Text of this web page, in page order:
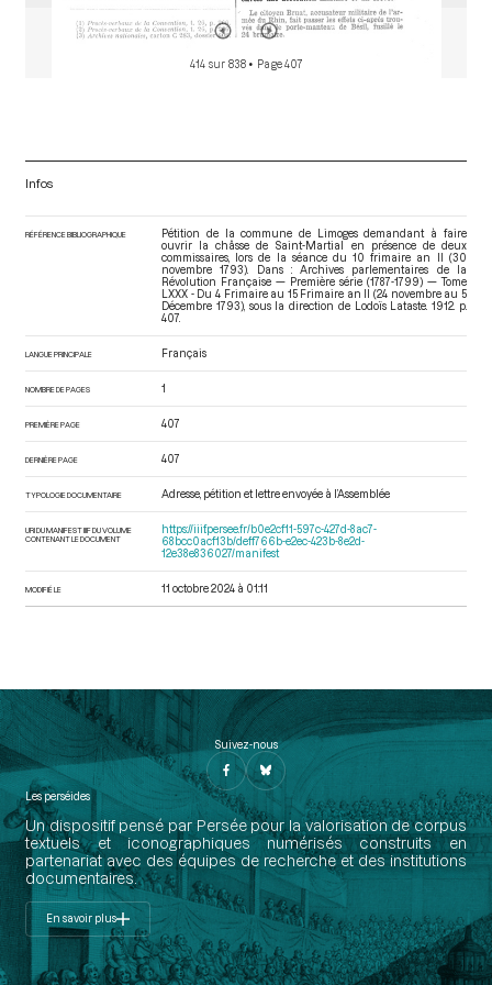
414 sur 838 • Page 407
Infos
RÉFÉRENCE BIBLIOGRAPHIQUE
Pétition de la commune de Limoges demandant à faire
ouvrir la châsse de Saint-Martial en présence de deux
commissaires, lors de la séance du 10 frimaire an II (30
novembre 1793). Dans : Archives parlementaires de la
Révolution Française — Première série (1787-1799) — Tome
LXXX - Du 4 Frimaire au 15 Frimaire an II (24 novembre au 5
Décembre 1793), sous la direction de Lodoïs Lataste. 1912. p.
407.
LANGUE PRINCIPALE Français
NOMBRE DE PAGES 1
PREMIÈRE PAGE 407
DERNIÈRE PAGE 407
TYPOLOGIE DOCUMENTAIRE Adresse, pétition et lettre envoyée à l’Assemblée
URI DU MANIFEST IIIF DU VOLUME
CONTENANT LE DOCUMENT
https://iiif.persee.fr/b0e2cf11-597c-427d-8ac7-
68bcc0acf13b/deff766b-e2ec-423b-8e2d-
12e38e836027/manifest
MODIFIÉ LE 11 octobre 2024 à 01:11
Suivez-nous
Les perséides
Un dispositif pensé par Persée pour la valorisation de corpus
textuels et iconographiques numérisés construits en
partenariat avec des équipes de recherche et des institutions
documentaires.
En savoir plus